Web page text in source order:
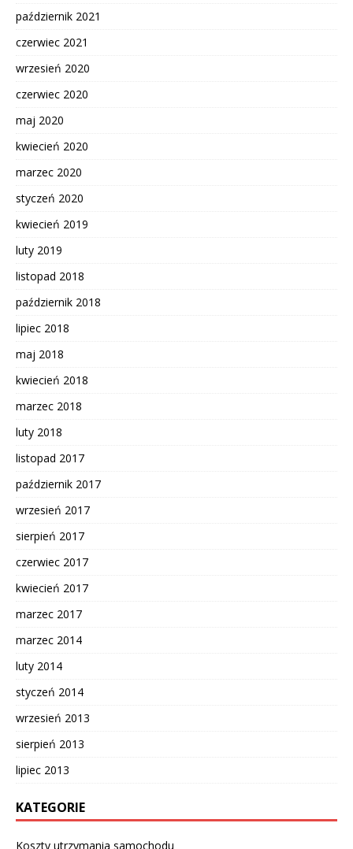
październik 2021
czerwiec 2021
wrzesień 2020
czerwiec 2020
maj 2020
kwiecień 2020
marzec 2020
styczeń 2020
kwiecień 2019
luty 2019
listopad 2018
październik 2018
lipiec 2018
maj 2018
kwiecień 2018
marzec 2018
luty 2018
listopad 2017
październik 2017
wrzesień 2017
sierpień 2017
czerwiec 2017
kwiecień 2017
marzec 2017
marzec 2014
luty 2014
styczeń 2014
wrzesień 2013
sierpień 2013
lipiec 2013
KATEGORIE
Koszty utrzymania samochodu